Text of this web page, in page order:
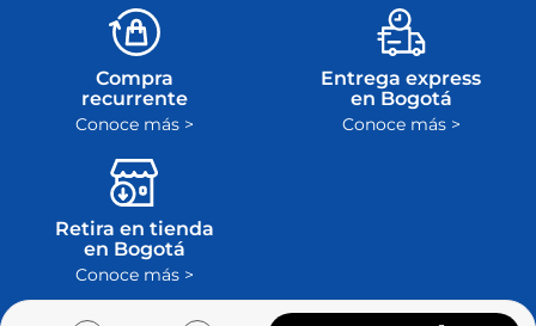
Compra
recurrente
Conoce más >
Entrega express
en Bogotá
Conoce más >
Retira en tienda
en Bogotá
Conoce más >